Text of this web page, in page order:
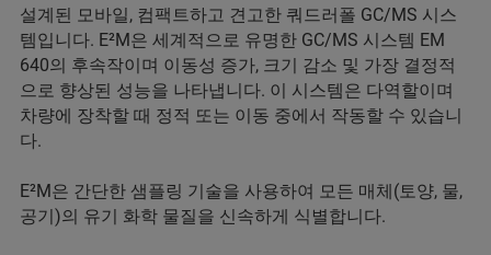
설계된 모바일, 컴팩트하고 견고한 쿼드러폴 GC/MS 시스
템입니다. E²M은 세계적으로 유명한 GC/MS 시스템 EM
640의 후속작이며 이동성 증가, 크기 감소 및 가장 결정적
으로 향상된 성능을 나타냅니다. 이 시스템은 다역할이며
차량에 장착할 때 정적 또는 이동 중에서 작동할 수 있습니
다.
E²M은 간단한 샘플링 기술을 사용하여 모든 매체(토양, 물,
공기)의 유기 화학 물질을 신속하게 식별합니다.